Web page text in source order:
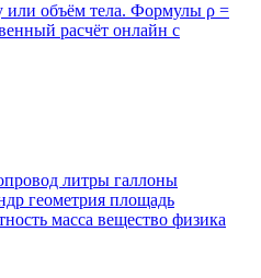
или объём тела. Формулы ρ =
расчёт онлайн с
литры галлоны
геометрия площадь
масса вещество физика